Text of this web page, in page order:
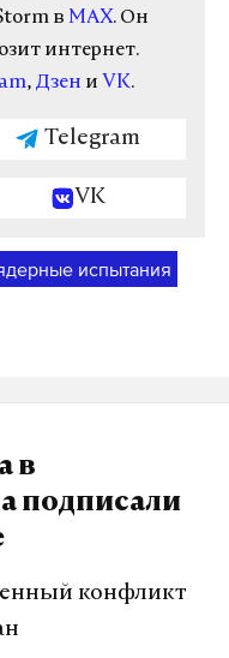
в MAX. Он
интернет.
, Дзен и VK.
Telegram
VK
испытания
в
подписали
конфликт